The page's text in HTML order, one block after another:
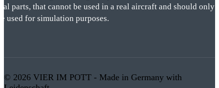
parts, that cannot be used in a real aircraft and should only
used for simulation purposes.
© 2026 VIER IM POTT - Made in Germany with